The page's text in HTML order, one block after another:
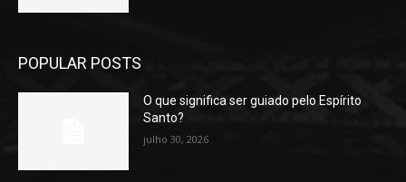
POPULAR POSTS
O que significa ser guiado pelo Espírito
Santo?
julho 30, 2026